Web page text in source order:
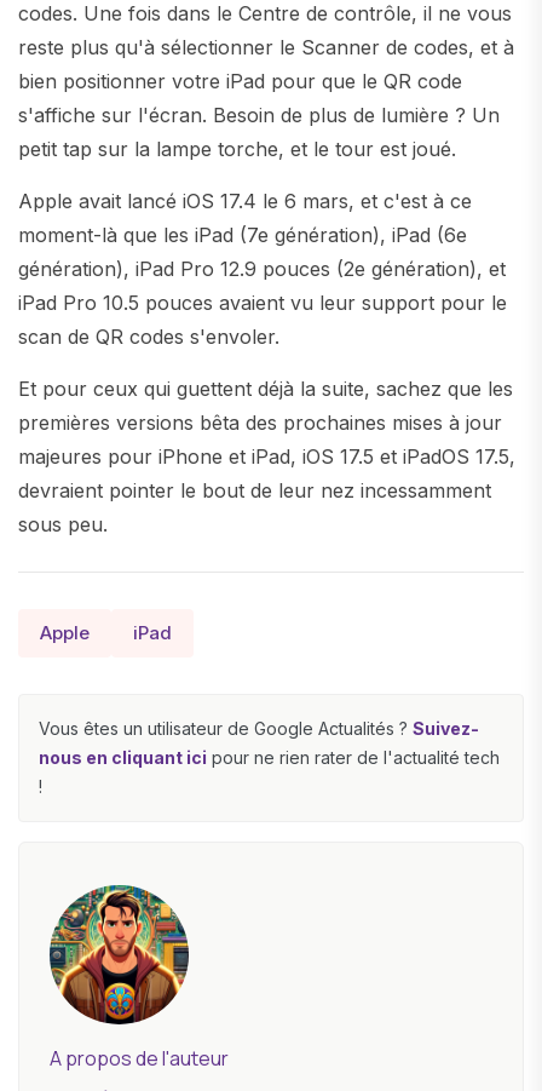
codes. Une fois dans le Centre de contrôle, il ne vous
reste plus qu'à sélectionner le Scanner de codes, et à
bien positionner votre iPad pour que le QR code
s'affiche sur l'écran. Besoin de plus de lumière ? Un
petit tap sur la lampe torche, et le tour est joué.
Apple avait lancé iOS 17.4 le 6 mars, et c'est à ce
moment-là que les iPad (7e génération), iPad (6e
génération), iPad Pro 12.9 pouces (2e génération), et
iPad Pro 10.5 pouces avaient vu leur support pour le
scan de QR codes s'envoler.
Et pour ceux qui guettent déjà la suite, sachez que les
premières versions bêta des prochaines mises à jour
majeures pour iPhone et iPad, iOS 17.5 et iPadOS 17.5,
devraient pointer le bout de leur nez incessamment
sous peu.
Apple iPad
Vous êtes un utilisateur de Google Actualités ? Suivez-
nous en cliquant ici pour ne rien rater de l'actualité tech
!
A propos de l'auteur